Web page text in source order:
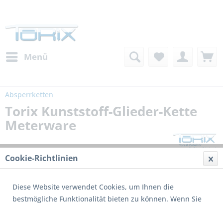
Menü
Absperrketten
Torix Kunststoff-Glieder-Kette
Meterware
Cookie-Richtlinien
Diese Website verwendet Cookies, um Ihnen die
bestmögliche Funktionalität bieten zu können. Wenn Sie